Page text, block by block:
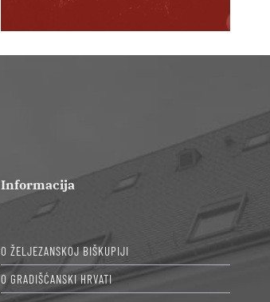
Informacija
O ŽELJEZANSKOJ BIŠKUPIJI
O GRADIŠĆANSKI HRVATI